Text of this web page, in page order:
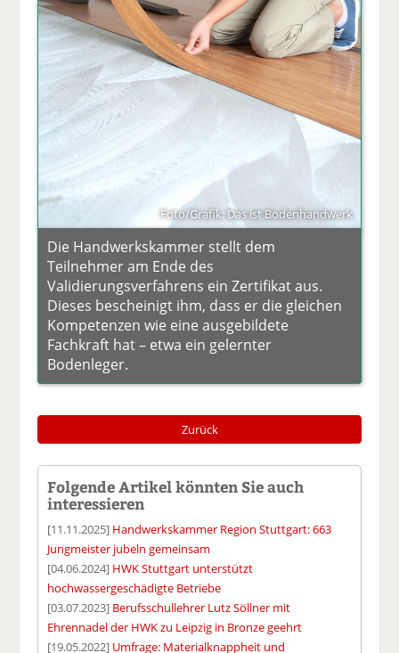
Foto/Grafik: Das ist Bodenhandwerk
Die Handwerkskammer stellt dem
Teilnehmer am Ende des
Validierungsverfahrens ein Zertifikat aus.
Dieses bescheinigt ihm, dass er die gleichen
Kompetenzen wie eine ausgebildete
Fachkraft hat – etwa ein gelernter
Bodenleger.
Zurück
Folgende Artikel könnten Sie auch
interessieren
[11.11.2025] Handwerkskammer Region Stuttgart: 663
Jungmeister jubeln gemeinsam
[04.06.2024] HWK Stuttgart unterstützt
hochwassergeschädigte Betriebe
[03.07.2023] Berufsschullehrer Lutz Söllner mit
Ehrennadel der HWK zu Leipzig in Bronze geehrt
[19.05.2022] Umfrage: Materialknappheit und